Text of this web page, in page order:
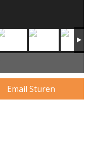
Email Sturen